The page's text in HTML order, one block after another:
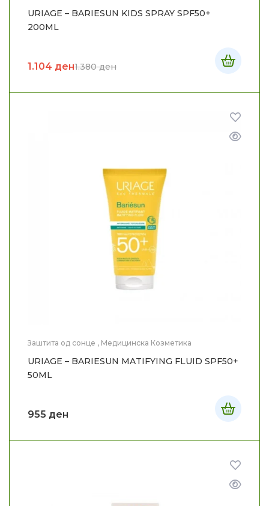
URIAGE – BARIESUN KIDS SPRAY SPF50+
200ML
1.380ден
1.104 ден
Заштита од сонце , Медицинска Козметика
URIAGE – BARIESUN MATIFYING FLUID SPF50+
50ML
955 ден